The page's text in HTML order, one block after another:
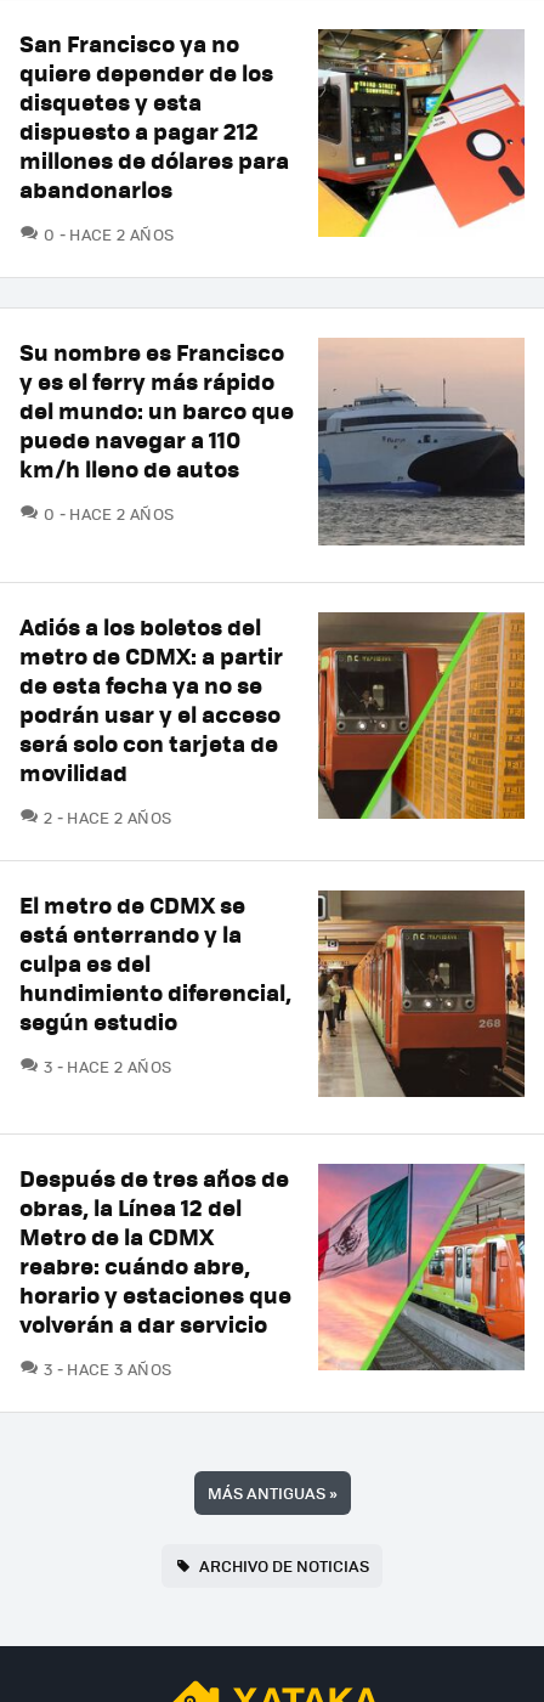
San Francisco ya no
quiere depender de los
disquetes y esta
dispuesto a pagar 212
millones de dólares para
abandonarlos
0 COMENTARIOS
HACE 2 AÑOS
Su nombre es Francisco
y es el ferry más rápido
del mundo: un barco que
puede navegar a 110
km/h lleno de autos
0 COMENTARIOS
HACE 2 AÑOS
Adiós a los boletos del
metro de CDMX: a partir
de esta fecha ya no se
podrán usar y el acceso
será solo con tarjeta de
movilidad
2 COMENTARIOS
HACE 2 AÑOS
El metro de CDMX se
está enterrando y la
culpa es del
hundimiento diferencial,
según estudio
3 COMENTARIOS
HACE 2 AÑOS
Después de tres años de
obras, la Línea 12 del
Metro de la CDMX
reabre: cuándo abre,
horario y estaciones que
volverán a dar servicio
3 COMENTARIOS
HACE 3 AÑOS
MÁS ANTIGUAS»
ARCHIVO DE NOTICIAS